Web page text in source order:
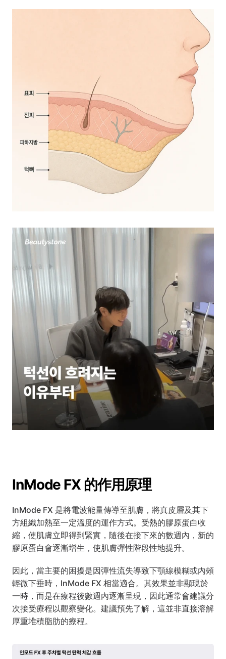
InMode FX 的作用原理
InMode FX 是將電波能量傳導至肌膚，將真皮層及其下
方組織加熱至一定溫度的運作方式。受熱的膠原蛋白收
縮，使肌膚立即得到緊實，隨後在接下來的數週內，新的
膠原蛋白會逐漸增生，使肌膚彈性階段性地提升。
因此，當主要的困擾是因彈性流失導致下顎線模糊或內頰
輕微下垂時，InMode FX 相當適合。其效果並非顯現於
一時，而是在療程後數週內逐漸呈現，因此通常會建議分
次接受療程以觀察變化。建議預先了解，這並非直接溶解
厚重堆積脂肪的療程。